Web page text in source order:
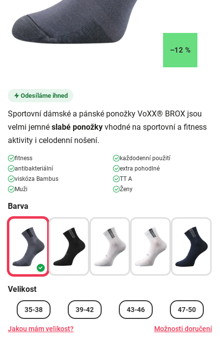
–12 %
Odesíláme ihned
Sportovní dámské a pánské ponožky VoXX® BROX jsou
velmi jemné slabé ponožky vhodné na sportovní a fitness
aktivity i celodenní nošení.
fitness
každodenní použití
antibakteriální
extra pohodlné
viskóza Bambus
TT A
Muži
Ženy
Barva
Velikost
35-38 39-42 43-46 47-50
Jakou mám velikost? Možnosti doručení